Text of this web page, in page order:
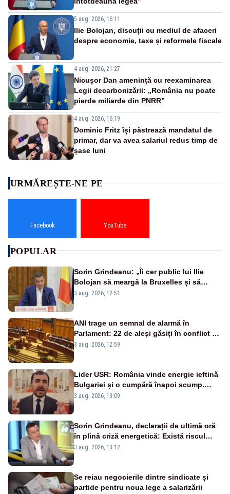
5 aug. 2026, 16:11
Ilie Bolojan, discuții cu mediul de afaceri
despre economie, taxe și reformele fiscale
4 aug. 2026, 21:27
Nicușor Dan amenință cu reexaminarea
Legii decarbonizării: „România nu poate
pierde miliarde din PNRR”
4 aug. 2026, 16:19
Dominic Fritz își păstrează mandatul de
primar, dar va avea salariul redus timp de
șase luni
URMĂREȘTE-NE PE
Facebook YouTube
POPULAR
Sorin Grindeanu: „Îi cer public lui Ilie
Bolojan să meargă la Bruxelles și să
amâne închiderea termocentralelor” –
3 aug. 2026, 12:51
ANI trage un semnal de alarmă în
Parlament: 22 de aleși găsiți în conflict de
interese au rămas în funcții
3 aug. 2026, 12:59
Lider USR: România vinde energie ieftină
Bulgariei și o cumpără înapoi scump.
Statul sabotează prosumatorii
3 aug. 2026, 13:09
Sorin Grindeanu, declarații de ultimă oră
în plină criză energetică: Există riscul
închiderii Grupului 2 de la Cernavodă
3 aug. 2026, 13:12
Se reiau negocierile dintre sindicate și
partide pentru noua lege a salarizării